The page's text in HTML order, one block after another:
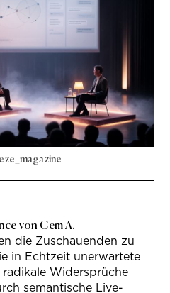
von Cem A.
die Zuschauenden zu
in Echtzeit unerwartete
Widersprüche
semantische Live-